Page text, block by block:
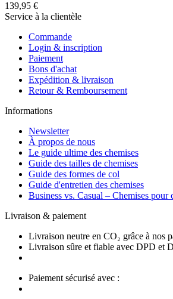
139,95 €
Service à la clientèle
Commande
Login & inscription
Paiement
Bons d'achat
Expédition & livraison
Retour & Remboursement
Informations
Newsletter
À propos de nous
Le guide ultime des chemises
Guide des tailles de chemises
Guide des formes de col
Guide d'entretien des chemises
Business vs. Casual – Chemises pour
Livraison & paiement
Livraison neutre en CO₂ grâce à nos
Livraison sûre et fiable avec DPD et
Paiement sécurisé avec :